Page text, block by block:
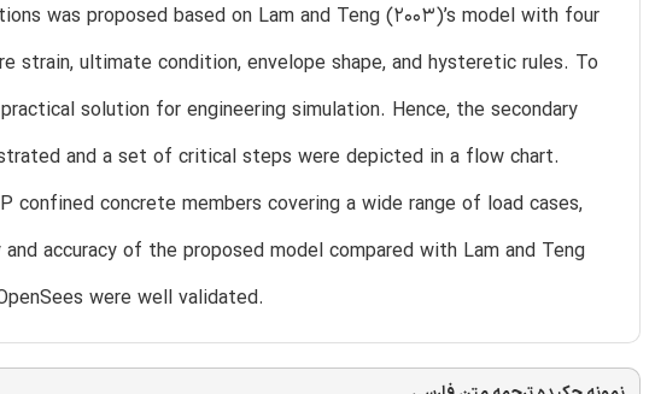
was proposed based on Lam and Teng (2003)’s model with four
strain, ultimate condition, envelope shape, and hysteretic rules. To
solution for engineering simulation. Hence, the secondary
and a set of critical steps were depicted in a flow chart.
concrete members covering a wide range of load cases,
accuracy of the proposed model compared with Lam and Teng
were well validated.